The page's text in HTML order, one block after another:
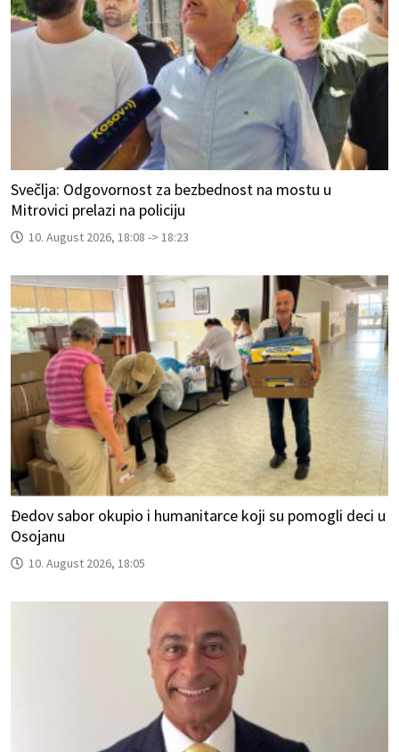
Svečlja: Odgovornost za bezbednost na mostu u
Mitrovici prelazi na policiju
10. August 2026, 18:08 -> 18:23
Đedov sabor okupio i humanitarce koji su pomogli deci u
Osojanu
10. August 2026, 18:05